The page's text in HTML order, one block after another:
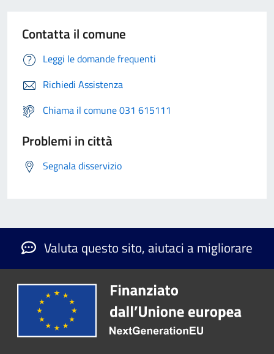
Contatta il comune
Leggi le domande frequenti
Richiedi Assistenza
Chiama il comune 031 615111
Problemi in città
Segnala disservizio
Valuta questo sito, aiutaci a migliorare